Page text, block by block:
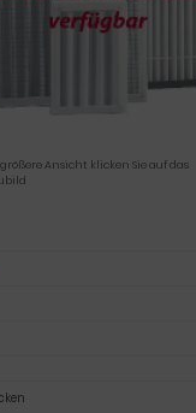
Ansicht klicken Sie auf das